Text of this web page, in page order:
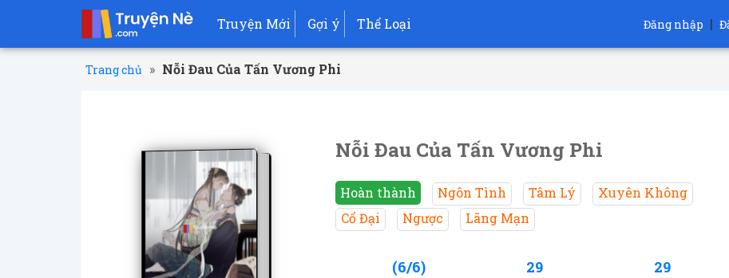
Truyện Mới Gợi ý Thể Loại Đăng nhập |
Trang chủ » Nỗi Đau Của Tấn Vương Phi
Nỗi Đau Của Tấn Vương Phi
Hoàn thành Ngôn Tình Tâm Lý
Xuyên Không
Cổ Đại
Ngược Lãng Mạn
(6/6) 29 29